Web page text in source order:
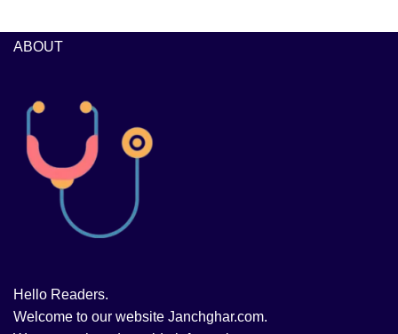
ABOUT
Hello Readers.
Welcome to our website Janchghar.com.